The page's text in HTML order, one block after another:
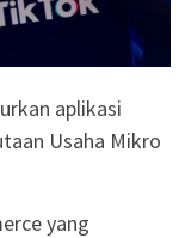
aplikasi
Usaha Mikro
yang